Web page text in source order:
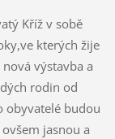
Kříž v sobě
kterých žije
výstavba a
rodin od
obyvatelé budou
jasnou a